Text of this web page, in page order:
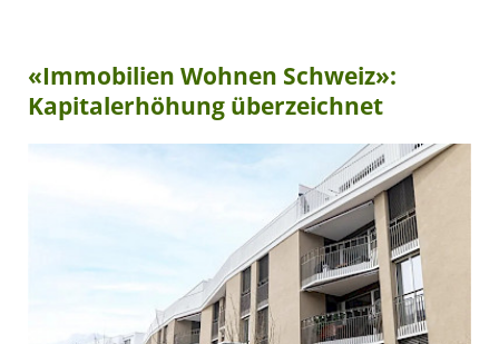
«Immobilien Wohnen Schweiz»:
Kapitalerhöhung überzeichnet